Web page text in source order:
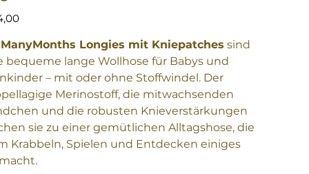
ManyMonths Longies mit Kniepatches sind
bequeme lange Wollhose für Babys und
– mit oder ohne Stoffwindel. Der
Merinostoff, die mitwachsenden
und die robusten Knieverstärkungen
sie zu einer gemütlichen Alltagshose, die
Krabbeln, Spielen und Entdecken einiges